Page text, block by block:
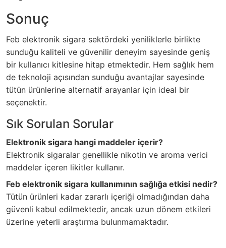
Sonuç
Feb elektronik sigara sektördeki yeniliklerle birlikte
sunduğu kaliteli ve güvenilir deneyim sayesinde geniş
bir kullanıcı kitlesine hitap etmektedir. Hem sağlık hem
de teknoloji açısından sunduğu avantajlar sayesinde
tütün ürünlerine alternatif arayanlar için ideal bir
seçenektir.
Sık Sorulan Sorular
Elektronik sigara hangi maddeler içerir?
Elektronik sigaralar genellikle nikotin ve aroma verici
maddeler içeren likitler kullanır.
Feb elektronik sigara kullanımının sağlığa etkisi nedir?
Tütün ürünleri kadar zararlı içeriği olmadığından daha
güvenli kabul edilmektedir, ancak uzun dönem etkileri
üzerine yeterli araştırma bulunmamaktadır.